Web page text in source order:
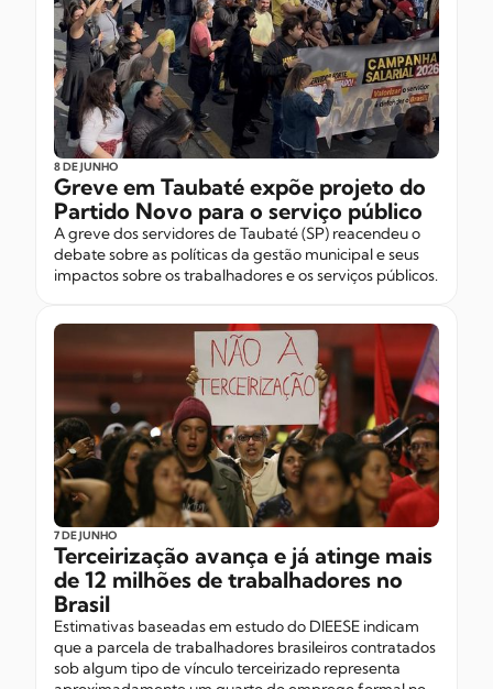
8 DE JUNHO
Greve em Taubaté expõe projeto do
Partido Novo para o serviço público
A greve dos servidores de Taubaté (SP) reacendeu o
debate sobre as políticas da gestão municipal e seus
impactos sobre os trabalhadores e os serviços públicos.
7 DE JUNHO
Terceirização avança e já atinge mais
de 12 milhões de trabalhadores no
Brasil
Estimativas baseadas em estudo do DIEESE indicam
que a parcela de trabalhadores brasileiros contratados
sob algum tipo de vínculo terceirizado representa